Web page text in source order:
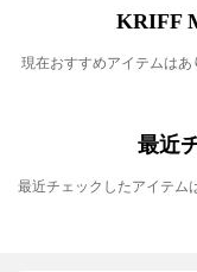
KRIFF
現在おすすめアイテムはあ
最近
最近チェックしたアイテム